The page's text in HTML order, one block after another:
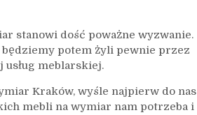
stanowi dość poważne wyzwanie.
potem żyli pewnie przez
meblarskiej.
Kraków, wyśle najpierw do nas
mebli na wymiar nam potrzeba i